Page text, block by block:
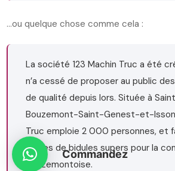
…ou quelque chose comme cela :
La société 123 Machin Truc a été
n’a cessé de proposer au public
de qualité depuis lors. Située à
Bouzemont-Saint-Genest-et-Isson,
Truc emploie 2 000 personnes, et
sortes de bidules supers pour la
bouzemontoise.
Commandez